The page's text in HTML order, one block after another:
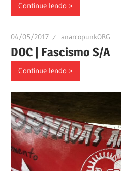
Continue lendo
04/05/2017 anarcopunkORG
DOC | Fascismo S/A
Continue lendo